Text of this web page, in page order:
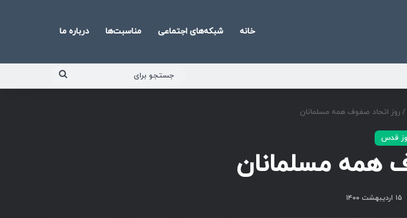
خانه شبکه‌های اجتماعی مناسبت‌ها درباره ما
/ روز اتحاد صفوف همه مسلمانان
قدس
همه مسلمانان
۱۵ اردیبهشت ۱۴۰۰